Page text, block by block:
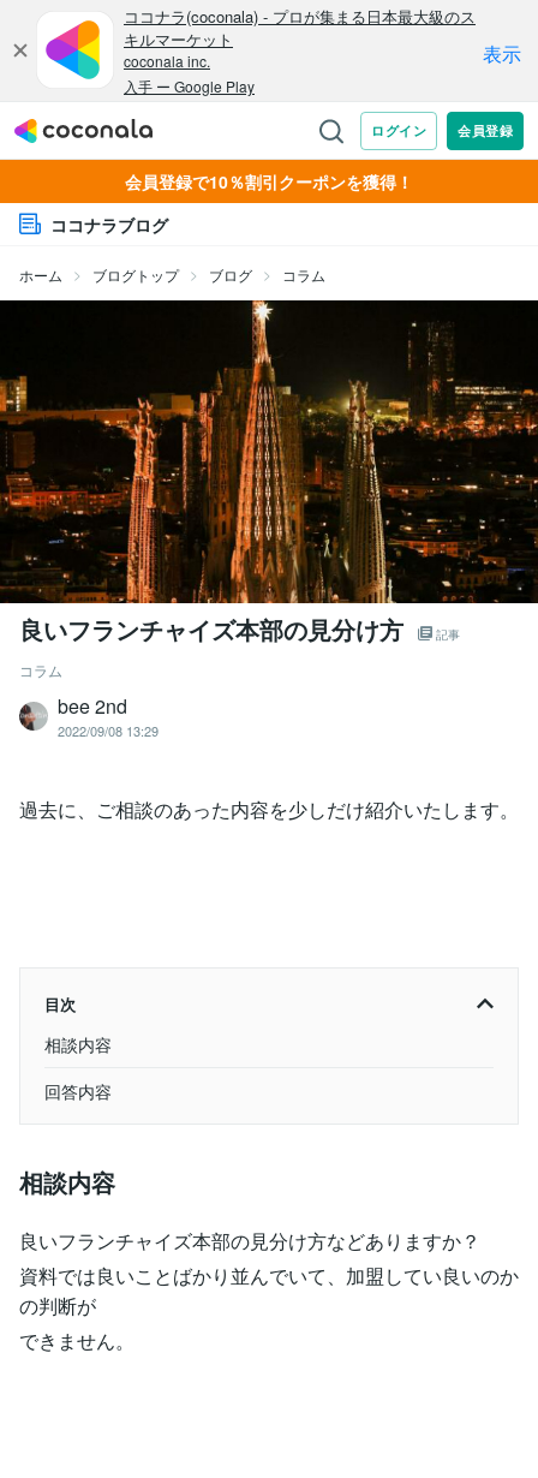
会員登録で10％割引クーポンを獲得！
ココナラブログ
ホーム ブログトップ ブログ コラム
良いフランチャイズ本部の見分け方 記事
コラム
bee 2nd
2022/09/08 13:29
過去に、ご相談のあった内容を少しだけ紹介いたします。
目次
相談内容
回答内容
相談内容
良いフランチャイズ本部の見分け方などありますか？
資料では良いことばかり並んでいて、加盟してい良いのか
の判断が
できません。